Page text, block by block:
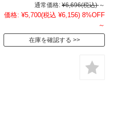
通常価格: ¥6,696(税込) ～
価格: ¥5,700(税込 ¥6,156) 8%OFF
～
在庫を確認する